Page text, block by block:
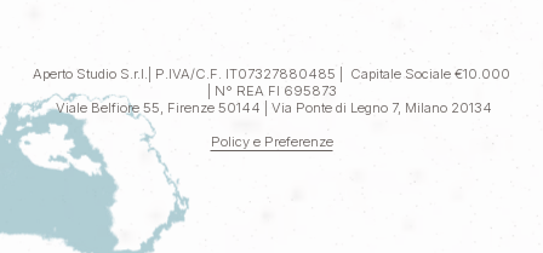
Aperto Studio S.r.l.| P.IVA/C.F. IT07327880485 | Capitale Sociale €10.000
| N° REA FI 695873
Viale Belfiore 55, Firenze 50144 | Via Ponte di Legno 7, Milano 20134
Policy e Preferenze